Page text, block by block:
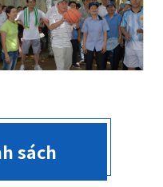
sách